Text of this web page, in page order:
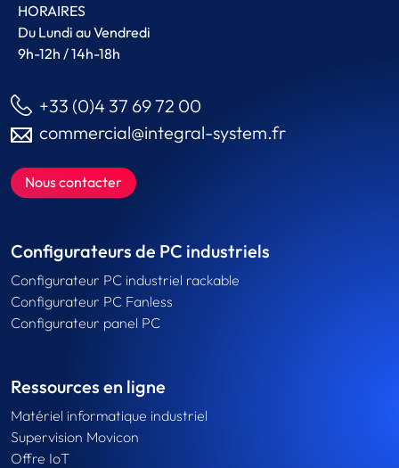
HORAIRES
Du Lundi au Vendredi
9h-12h / 14h-18h
+33 (0)4 37 69 72 00
commercial@integral-system.fr
Nous contacter
Configurateurs de PC industriels
Configurateur PC industriel rackable
Configurateur PC Fanless
Configurateur panel PC
Ressources en ligne
Matériel informatique industriel
Supervision Movicon
Offre IoT